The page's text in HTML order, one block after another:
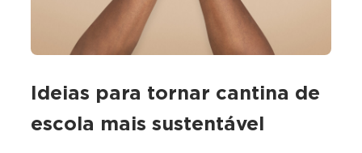
Ideias para tornar cantina de
escola mais sustentável